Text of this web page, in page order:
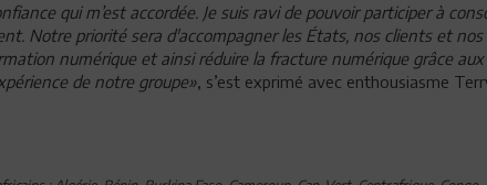
qui m’est accordée. Je suis ravi de pouvoir participer à
Notre priorité sera d'accompagner les États, nos clients et nos
numérique et ainsi réduire la fracture numérique grâce aux
de notre groupe», s’est exprimé avec enthousiasme